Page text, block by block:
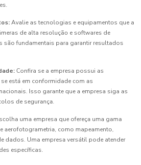
Avalie as tecnologias e equipamentos que a
de alta resolução e softwares de
são fundamentais para garantir resultados
Confira se a empresa possui as
está em conformidade com as
Isso garante que a empresa siga as
de segurança.
uma empresa que ofereça uma gama
aerofotogrametria, como mapeamento,
dados. Uma empresa versátil pode atender
específicas.